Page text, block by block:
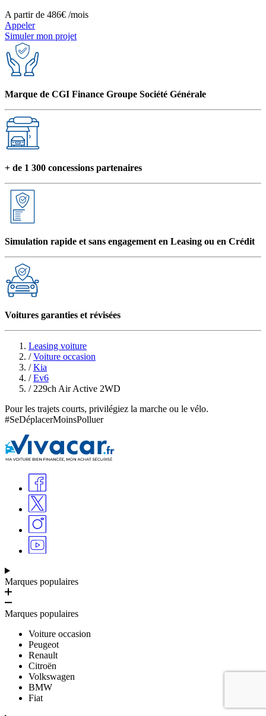
A partir de 486€ /mois
Appeler
Simuler mon projet
Marque de CGI Finance Groupe Société Générale
+ de 1 300 concessions partenaires
Simulation rapide et sans engagement en Leasing ou en Crédit
Voitures garanties et révisées
Leasing voiture
/ Voiture occasion
/ Kia
/ Ev6
/ 229ch Air Active 2WD
Pour les trajets courts, privilégiez la marche ou le vélo.
#SeDéplacerMoinsPolluer
Marques populaires
Marques populaires
Voiture occasion
Peugeot
Renault
Citroën
Volkswagen
BMW
Fiat